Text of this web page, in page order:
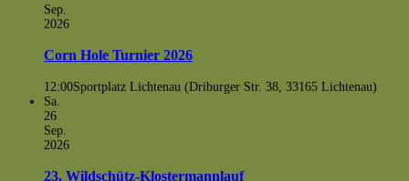
Sep.
2026
Corn Hole Turnier 2026
12:00Sportplatz Lichtenau (Driburger Str. 38, 33165 Lichtenau)
Sa.
26
Sep.
2026
23. Wildschütz-Klostermannlauf